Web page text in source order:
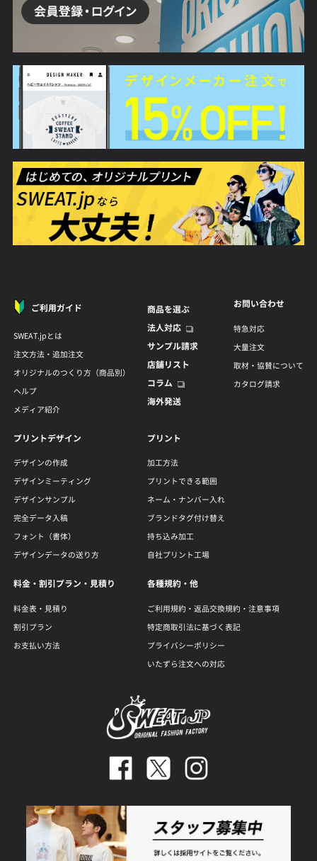
ご利用ガイド
SWEAT.jpとは
注文方法・追加注文
オリジナルのつくり方（商品別）
ヘルプ
メディア紹介
商品を選ぶ
法人対応
サンプル請求
店舗リスト
コラム
海外発送
お問い合わせ
特急対応
大量注文
取材・協賛について
カタログ請求
プリントデザイン
デザインの作成
デザインミーティング
デザインサンプル
完全データ入稿
フォント（書体）
デザインデータの送り方
プリント
加工方法
プリントできる範囲
ネーム・ナンバー入れ
ブランドタグ付け替え
持ち込み加工
自社プリント工場
料金・割引プラン・見積り
料金表・見積り
割引プラン
お支払い方法
各種規約・他
ご利用規約・返品交換規約・注意事項
特定商取引法に基づく表記
プライバシーポリシー
いたずら注文への対応